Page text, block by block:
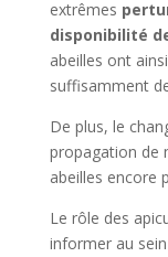
extrêmes
disponibilité
abeilles ont
suffisamment
De plus, le
propagation de
abeilles encore
Le rôle des
informer au